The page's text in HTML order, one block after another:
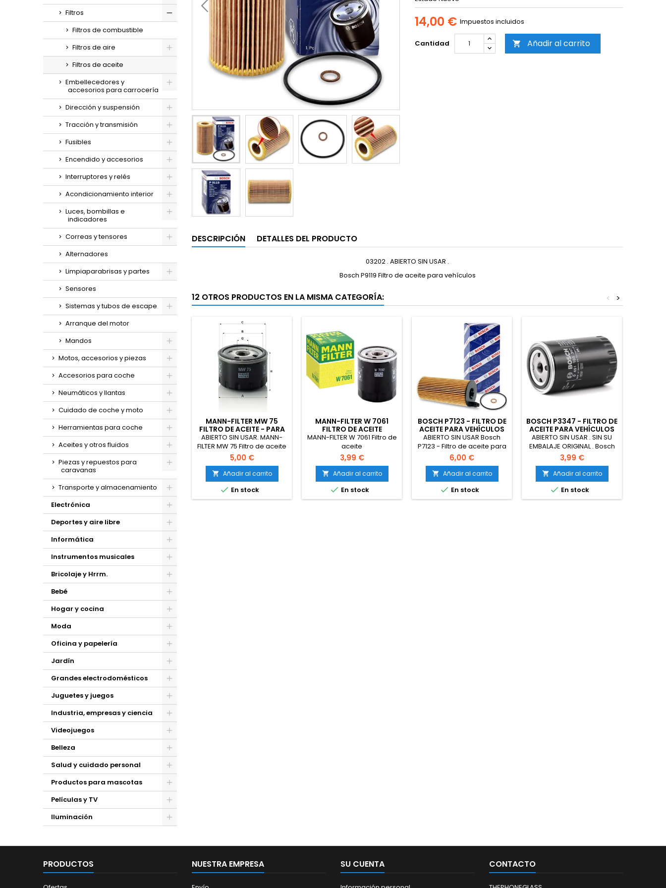
Filtros
Filtros de combustible
Filtros de aire
Filtros de aceite
Embellecedores y
accesorios para carrocería
Dirección y suspensión
Tracción y transmisión
Fusibles
Encendido y accesorios
Interruptores y relés
Acondicionamiento interior
Luces, bombillas e
indicadores
Correas y tensores
Alternadores
Limpiaparabrisas y partes
Sensores
Sistemas y tubos de escape
Arranque del motor
Mandos
Motos, accesorios y piezas
Accesorios para coche
Neumáticos y llantas
Cuidado de coche y moto
Herramientas para coche
Aceites y otros fluidos
Piezas y repuestos para
caravanas
Transporte y almacenamiento
Electrónica
Deportes y aire libre
Informática
Instrumentos musicales
Bricolaje y Hrrm.
Bebé
Hogar y cocina
Moda
Oficina y papelería
Jardín
Grandes electrodomésticos
Juguetes y juegos
Industria, empresas y ciencia
Videojuegos
Belleza
Salud y cuidado personal
Productos para mascotas
Películas y TV
Iluminación
14,00 € Impuestos incluidos
Cantidad  Añadir al carrito
DESCRIPCIÓN DETALLES DEL PRODUCTO
03202 . ABIERTO SIN USAR .
Bosch P9119 Filtro de aceite para vehículos
12 OTROS PRODUCTOS EN LA MISMA CATEGORÍA: >
<
MANN-FILTER MW 75
FILTRO DE ACEITE - PARA
MOTOCICLETAS
ABIERTO SIN USAR. MANN-
FILTER MW 75 Filtro de aceite
- para Motocicletas
5,00 €
 Añadir al carrito
 En stock
MANN-FILTER W 7061
FILTRO DE ACEITE
MANN-FILTER W 7061 Filtro de
aceite
3,99 €
 Añadir al carrito
 En stock
BOSCH P7123 - FILTRO DE
ACEITE PARA VEHÍCULOS
ABIERTO SIN USAR Bosch
P7123 - Filtro de aceite para
vehículos
6,00 €
 Añadir al carrito
 En stock
BOSCH P3347 - FILTRO DE
ACEITE PARA VEHÍCULOS
ABIERTO SIN USAR . SIN SU
EMBALAJE ORIGINAL . Bosch
P3347 - Filtro de aceite para
vehículos
3,99 €
 Añadir al carrito
 En stock
PRODUCTOS NUESTRA EMPRESA SU CUENTA CONTACTO